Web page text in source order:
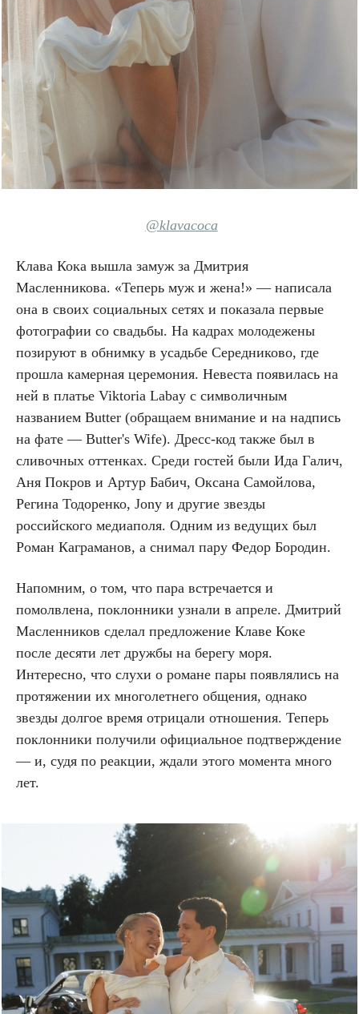
@klavacoca
Клава Кока вышла замуж за Дмитрия
Масленникова. «Теперь муж и жена!» — написала
она в своих социальных сетях и показала первые
фотографии со свадьбы. На кадрах молодежены
позируют в обнимку в усадьбе Середниково, где
прошла камерная церемония. Невеста появилась на
ней в платье Viktoria Labay с символичным
названием Butter (обращаем внимание и на надпись
на фате — Butter's Wife). Дресс-код также был в
сливочных оттенках. Среди гостей были Ида Галич,
Аня Покров и Артур Бабич, Оксана Самойлова,
Регина Тодоренко, Jony и другие звезды
российского медиаполя. Одним из ведущих был
Роман Каграманов, а снимал пару Федор Бородин.
Напомним, о том, что пара встречается и
помолвлена, поклонники узнали в апреле. Дмитрий
Масленников сделал предложение Клаве Коке
после десяти лет дружбы на берегу моря.
Интересно, что слухи о романе пары появлялись на
протяжении их многолетнего общения, однако
звезды долгое время отрицали отношения. Теперь
поклонники получили официальное подтверждение
— и, судя по реакции, ждали этого момента много
лет.